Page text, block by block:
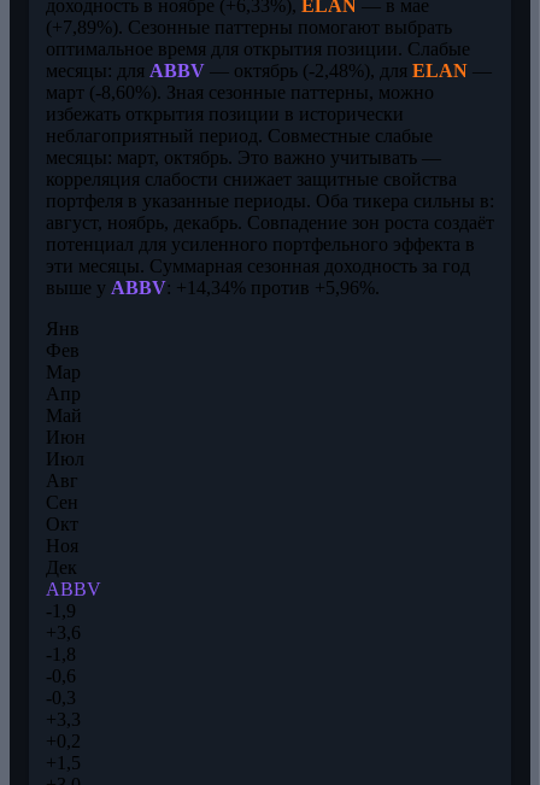
доходность в ноябре (+6,33%), ELAN — в мае
(+7,89%). Сезонные паттерны помогают выбрать
оптимальное время для открытия позиции. Слабые
месяцы: для ABBV — октябрь (-2,48%), для ELAN —
март (-8,60%). Зная сезонные паттерны, можно
избежать открытия позиции в исторически
неблагоприятный период. Совместные слабые
месяцы: март, октябрь. Это важно учитывать —
корреляция слабости снижает защитные свойства
портфеля в указанные периоды. Оба тикера сильны в:
август, ноябрь, декабрь. Совпадение зон роста создаёт
потенциал для усиленного портфельного эффекта в
эти месяцы. Суммарная сезонная доходность за год
выше у ABBV: +14,34% против +5,96%.
Янв
Фев
Мар
Апр
Май
Июн
Июл
Авг
Сен
Окт
Ноя
Дек
ABBV
-1,9
+3,6
-1,8
-0,6
-0,3
+3,3
+0,2
+1,5